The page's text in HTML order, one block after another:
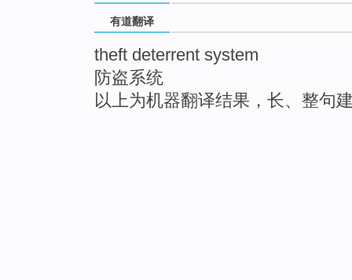
有道翻译
theft deterrent system
防盗系统
以上为机器翻译结果，长、整句